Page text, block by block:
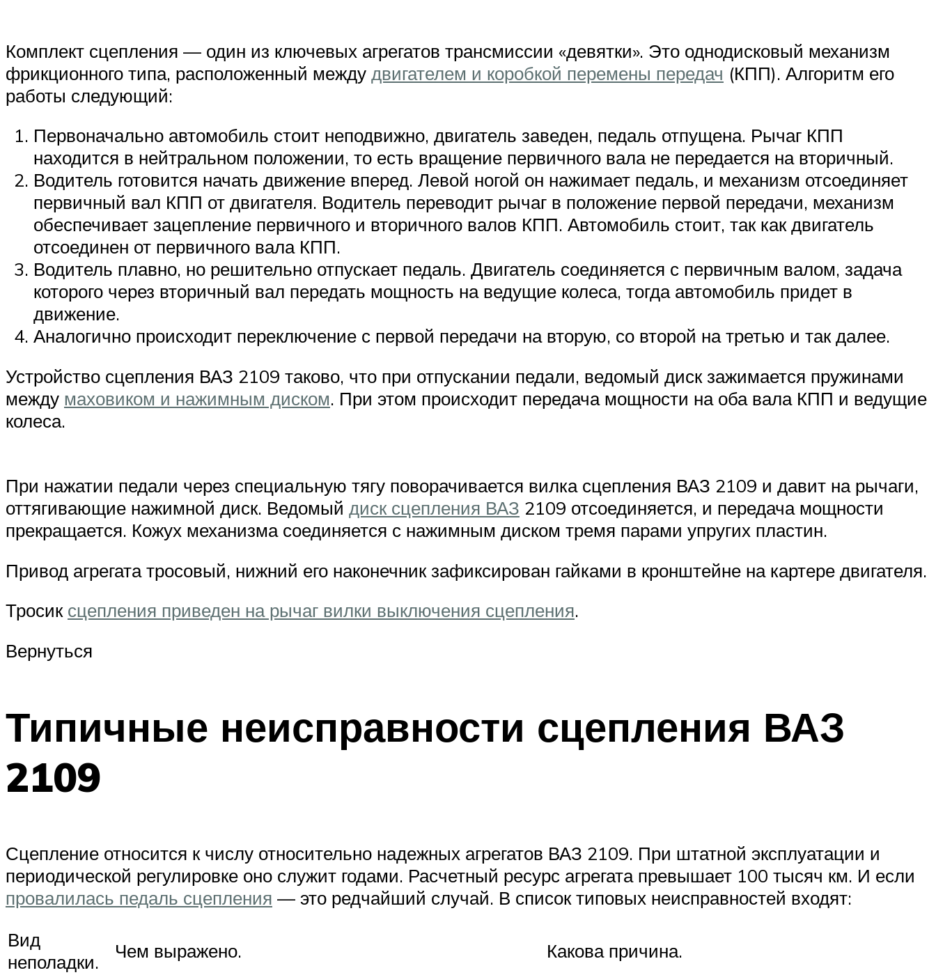
Комплект сцепления — один из ключевых агрегатов трансмиссии «девятки». Это однодисковый механизм
фрикционного типа, расположенный между двигателем и коробкой перемены передач (КПП). Алгоритм его
работы следующий:
Первоначально автомобиль стоит неподвижно, двигатель заведен, педаль отпущена. Рычаг КПП
находится в нейтральном положении, то есть вращение первичного вала не передается на вторичный.
Водитель готовится начать движение вперед. Левой ногой он нажимает педаль, и механизм отсоединяет
первичный вал КПП от двигателя. Водитель переводит рычаг в положение первой передачи, механизм
обеспечивает зацепление первичного и вторичного валов КПП. Автомобиль стоит, так как двигатель
отсоединен от первичного вала КПП.
Водитель плавно, но решительно отпускает педаль. Двигатель соединяется с первичным валом, задача
которого через вторичный вал передать мощность на ведущие колеса, тогда автомобиль придет в
движение.
Аналогично происходит переключение с первой передачи на вторую, со второй на третью и так далее.
Устройство сцепления ВАЗ 2109 таково, что при отпускании педали, ведомый диск зажимается пружинами
между маховиком и нажимным диском. При этом происходит передача мощности на оба вала КПП и ведущие
колеса.
При нажатии педали через специальную тягу поворачивается вилка сцепления ВАЗ 2109 и давит на рычаги,
оттягивающие нажимной диск. Ведомый диск сцепления ВАЗ 2109 отсоединяется, и передача мощности
прекращается. Кожух механизма соединяется с нажимным диском тремя парами упругих пластин.
Привод агрегата тросовый, нижний его наконечник зафиксирован гайками в кронштейне на картере двигателя.
Тросик сцепления приведен на рычаг вилки выключения сцепления.
Вернуться
Типичные неисправности сцепления ВАЗ
2109
Сцепление относится к числу относительно надежных агрегатов ВАЗ 2109. При штатной эксплуатации и
периодической регулировке оно служит годами. Расчетный ресурс агрегата превышает 100 тысяч км. И если
провалилась педаль сцепления — это редчайший случай. В список типовых неисправностей входят:
Вид
неполадки.
Чем выражено. Какова причина.